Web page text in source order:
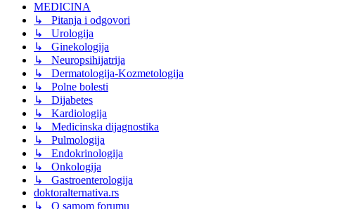
MEDICINA
↳ Pitanja i odgovori
↳ Urologija
↳ Ginekologija
↳ Neuropsihijatrija
↳ Dermatologija-Kozmetologija
↳ Polne bolesti
↳ Dijabetes
↳ Kardiologija
↳ Medicinska dijagnostika
↳ Pulmologija
↳ Endokrinologija
↳ Onkologija
↳ Gastroenterologija
doktoralternativa.rs
↳ O samom forumu